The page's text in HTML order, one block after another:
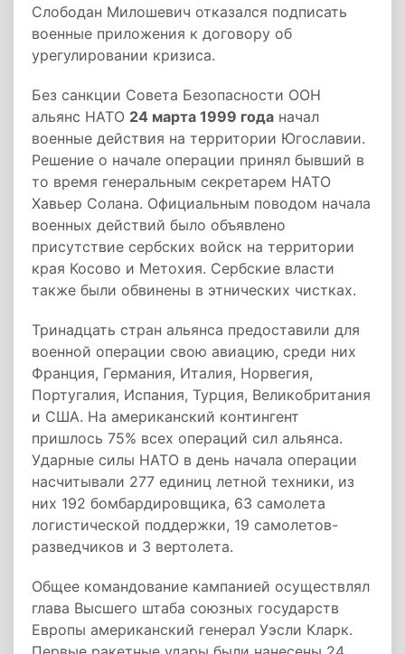
Слободан Милошевич отказался подписать
военные приложения к договору об
урегулировании кризиса.
Без санкции Совета Безопасности ООН
альянс НАТО 24 марта 1999 года начал
военные действия на территории Югославии.
Решение о начале операции принял бывший в
то время генеральным секретарем НАТО
Хавьер Солана. Официальным поводом начала
военных действий было объявлено
присутствие сербских войск на территории
края Косово и Метохия. Сербские власти
также были обвинены в этнических чистках.
Тринадцать стран альянса предоставили для
военной операции свою авиацию, среди них
Франция, Германия, Италия, Норвегия,
Португалия, Испания, Турция, Великобритания
и США. На американский контингент
пришлось 75% всех операций сил альянса.
Ударные силы НАТО в день начала операции
насчитывали 277 единиц летной техники, из
них 192 бомбардировщика, 63 самолета
логистической поддержки, 19 самолетов-
разведчиков и 3 вертолета.
Общее командование кампанией осуществлял
глава Высшего штаба союзных государств
Европы американский генерал Уэсли Кларк.